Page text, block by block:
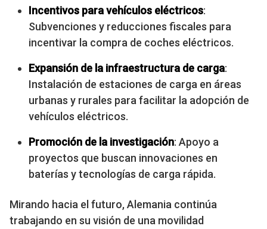
Incentivos para vehículos eléctricos:
Subvenciones y reducciones fiscales para
incentivar la compra de coches eléctricos.
Expansión de la infraestructura de carga:
Instalación de estaciones de carga en áreas
urbanas y rurales para facilitar la adopción de
vehículos eléctricos.
Promoción de la investigación: Apoyo a
proyectos que buscan innovaciones en
baterías y tecnologías de carga rápida.
Mirando hacia el futuro, Alemania continúa
trabajando en su visión de una movilidad